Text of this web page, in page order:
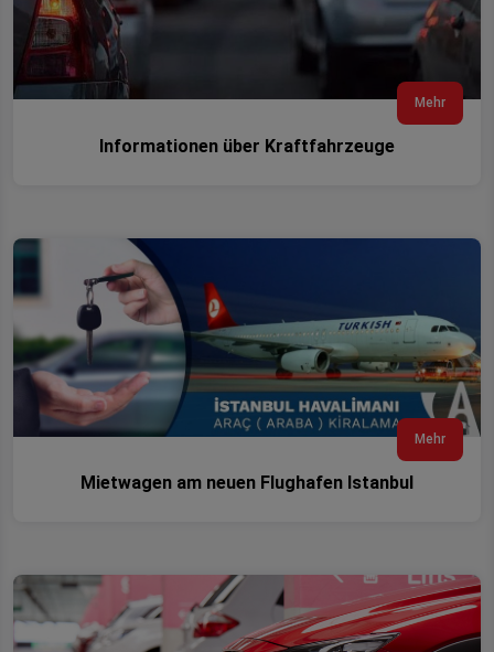
Mehr
Informationen über Kraftfahrzeuge
Mehr
Mietwagen am neuen Flughafen Istanbul